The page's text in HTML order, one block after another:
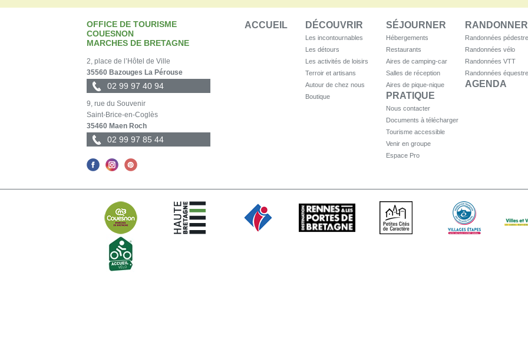
OFFICE DE TOURISME
COUESNON
MARCHES DE BRETAGNE
2, place de l’Hôtel de Ville
35560 Bazouges La Pérouse
02 99 97 40 94
9, rue du Souvenir
Saint-Brice-en-Coglès
35460 Maen Roch
02 99 97 85 44
ACCUEIL DÉCOUVRIR
Les incontournables
Les détours
Les activités de loisirs
Terroir et artisans
Autour de chez nous
Boutique
SÉJOURNER
Hébergements
Restaurants
Aires de camping-car
Salles de réception
Aires de pique-nique
RANDONNER
Randonnées
Randonnées vélo
Randonnées VTT
Randonnées
AGENDA
PRATIQUE
Nous contacter
Documents à télécharger
Tourisme accessible
Venir en groupe
Espace Pro